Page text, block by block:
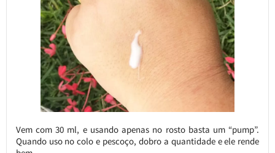
Vem com 30 ml, e usando apenas no rosto basta um “pump”.
Quando uso no colo e pescoço, dobro a quantidade e ele rende